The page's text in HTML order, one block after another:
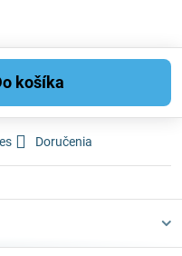
Do košíka
Doručenia